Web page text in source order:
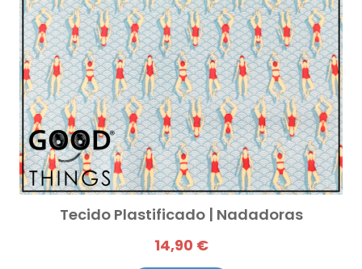
Tecido Plastificado | Nadadoras
14,90 €